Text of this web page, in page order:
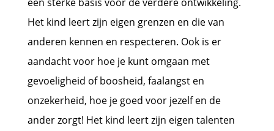
Het kind leert zijn eigen grenzen en die van
anderen kennen en respecteren. Ook is er
aandacht voor hoe je kunt omgaan met
gevoeligheid of boosheid, faalangst en
onzekerheid, hoe je goed voor jezelf en de
ander zorgt! Het kind leert zijn eigen talenten